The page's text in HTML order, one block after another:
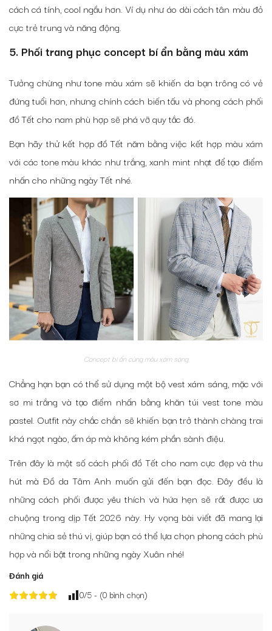
cách cá tính, cool ngầu hơn. Ví dụ như áo dài cách tân màu đỏ
cực trẻ trung và năng động.
5. Phối trang phục concept bí ẩn bằng màu xám
Tưởng chừng như tone màu xám sẽ khiến da bạn trông có vẻ
đứng tuổi hơn, nhưng chính cách biến tấu và phong cách phối
đồ Tết cho nam phù hợp sẽ phá vỡ quy tắc đó.
Bạn hãy thử kết hợp đồ Tết năm bằng việc kết hợp màu xám
với các tone màu khác như trắng, xanh mint nhạt để tạo điểm
nhấn cho những ngày Tết nhé.
Concept bí ẩn cùng màu xám sáng
Chẳng hạn bạn có thể sử dụng một bộ vest xám sáng, mặc với
sơ mi trắng và tạo điểm nhấn bằng khăn túi vest tone màu
pastel. Outfit này chắc chắn sẽ khiến bạn trở thành chàng trai
khá ngọt ngào, ấm áp mà không kém phần sành điệu.
Trên đây là một số cách phối đồ Tết cho nam cực đẹp và thu
hút mà Đồ da Tâm Anh muốn gửi đến bạn đọc. Đây đều là
những cách phối được yêu thích và hứa hẹn sẽ rất được ưa
chuộng trong dịp Tết 2026 này. Hy vọng bài viết đã mang lại
những chia sẻ thú vị, giúp bạn có thể lựa chọn phong cách phù
hợp và nổi bật trong những ngày Xuân nhé!
Đánh giá
0/5 - (0 bình chọn)